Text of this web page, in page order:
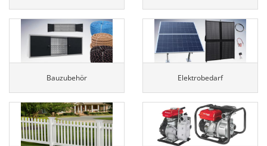
Bauzubehör Elektrobedarf